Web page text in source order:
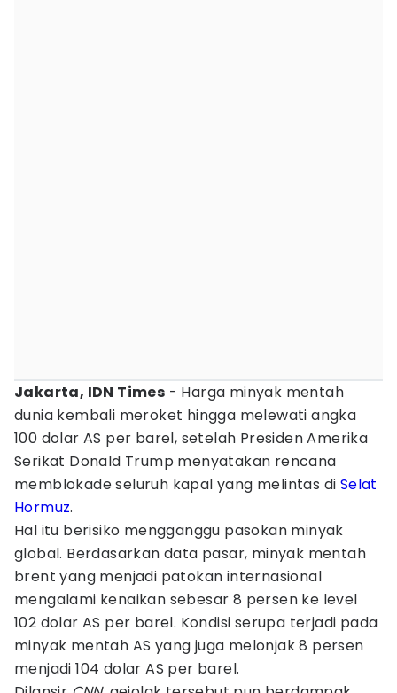
Jakarta, IDN Times - Harga minyak mentah
dunia kembali meroket hingga melewati angka
100 dolar AS per barel, setelah Presiden Amerika
Serikat Donald Trump menyatakan rencana
memblokade seluruh kapal yang melintas di Selat
Hormuz.
Hal itu berisiko mengganggu pasokan minyak
global. Berdasarkan data pasar, minyak mentah
brent yang menjadi patokan internasional
mengalami kenaikan sebesar 8 persen ke level
102 dolar AS per barel. Kondisi serupa terjadi pada
minyak mentah AS yang juga melonjak 8 persen
menjadi 104 dolar AS per barel.